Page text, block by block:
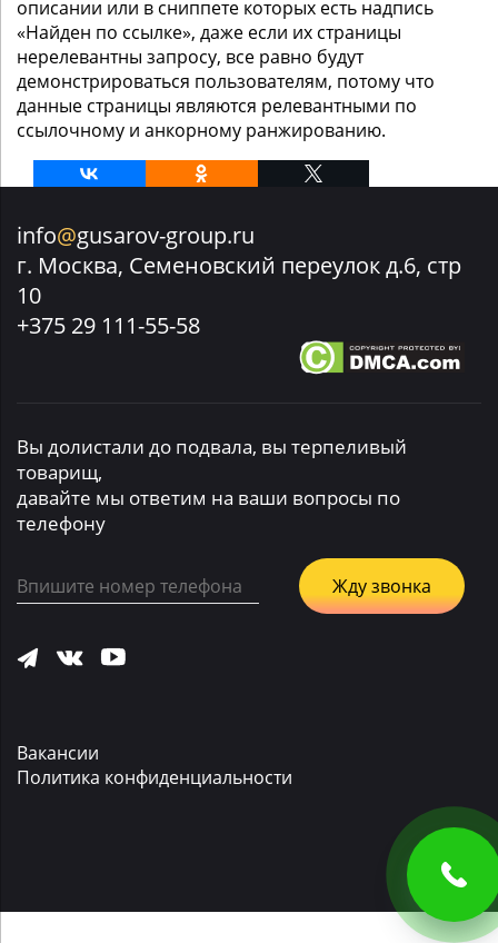
описании или в сниппете которых есть надпись
«Найден по ссылке», даже если их страницы
нерелевантны запросу, все равно будут
демонстрироваться пользователям, потому что
данные страницы являются релевантными по
ссылочному и анкорному ранжированию.
info@gusarov-group.ru
г. Москва, Семеновский переулок д.6, стр
10
+375 29 111-55-58
Вы долистали до подвала, вы терпеливый
товарищ,
давайте мы ответим на ваши вопросы по
телефону
Вакансии
Политика конфиденциальности